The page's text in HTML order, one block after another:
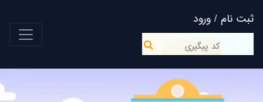
ثبت نام / ورود